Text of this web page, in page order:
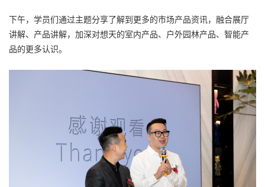
下午，学员们通过主题分享了解到更多的市场产品资讯，融合展厅
讲解、产品讲解，加深对想天的室内产品、户外园林产品、智能产
品的更多认识。